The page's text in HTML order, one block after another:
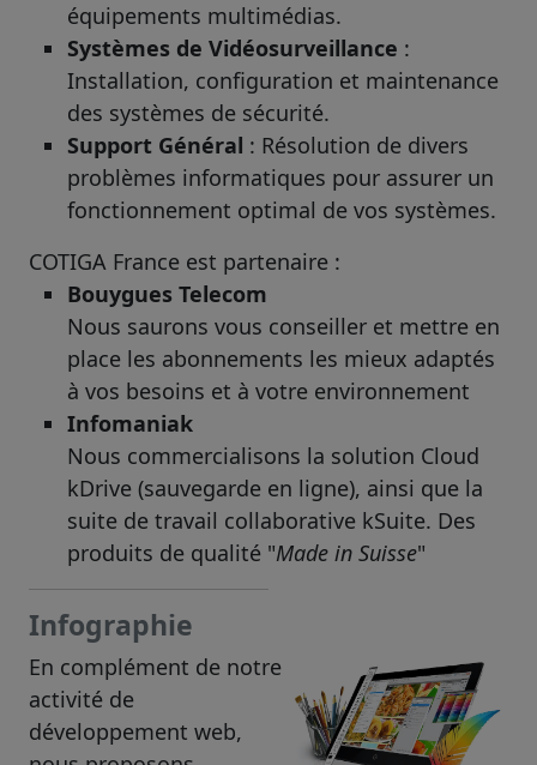
équipements multimédias.
Systèmes de Vidéosurveillance :
Installation, configuration et maintenance
des systèmes de sécurité.
Support Général : Résolution de divers
problèmes informatiques pour assurer un
fonctionnement optimal de vos systèmes.
COTIGA France est partenaire :
Bouygues Telecom
Nous saurons vous conseiller et mettre en
place les abonnements les mieux adaptés
à vos besoins et à votre environnement
Infomaniak
Nous commercialisons la solution Cloud
kDrive (sauvegarde en ligne), ainsi que la
suite de travail collaborative kSuite. Des
produits de qualité "Made in Suisse"
Infographie
En complément de notre
activité de
développement web,